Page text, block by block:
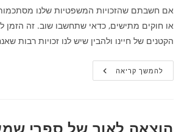
אם חשבתם שהזכויות המשפטיות שלנו
או חוקים מתישים, כדאי שתחשבו שוב. זה הזמן
הקטנים של חיינו ולהבין שיש לנו זכויות רבות
להמשך קריאהזכויות
שאפילו
הבונוסים